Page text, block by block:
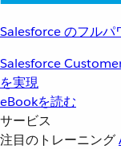
Salesforce のフルパ
Salesforce
を実現
eBookを読む
サービス
注目のトレーニング